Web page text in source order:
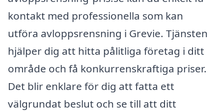
kontakt med professionella som kan
utföra avloppsrensning i Grevie. Tjänsten
hjälper dig att hitta pålitliga företag i ditt
område och få konkurrenskraftiga priser.
Det blir enklare för dig att fatta ett
välgrundat beslut och se till att ditt